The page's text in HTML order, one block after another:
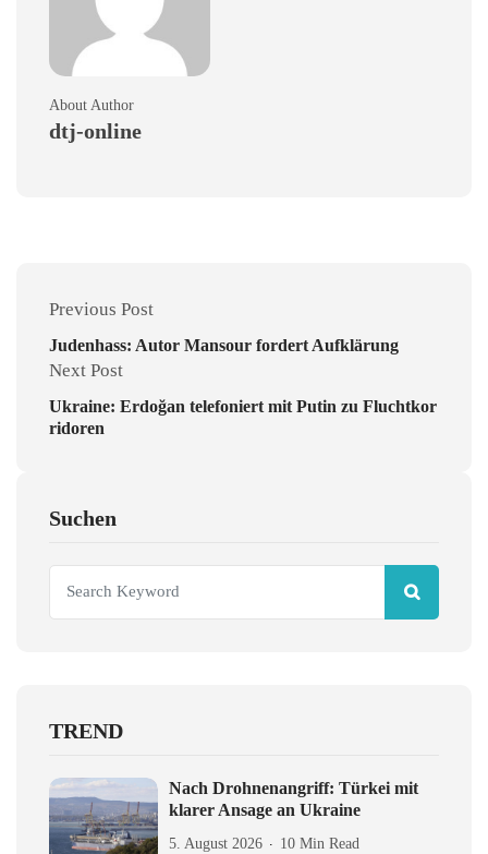
About Author
dtj-online
Previous Post
Judenhass: Autor Mansour fordert Aufklärung
Next Post
Ukraine: Erdoğan telefoniert mit Putin zu Fluchtkor
ridoren
Suchen
TREND
Nach Drohnenangriff: Türkei mit
klarer Ansage an Ukraine
5. August 2026 10 Min Read